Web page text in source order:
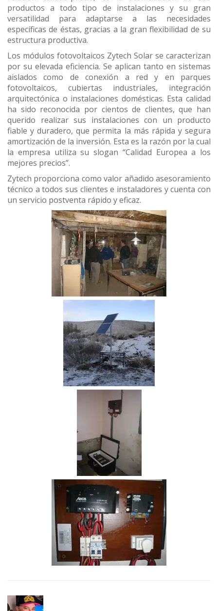
productos a todo tipo de instalaciones y su gran
versatilidad para adaptarse a las necesidades
específicas de éstas, gracias a la gran flexibilidad de su
estructura productiva.
Los módulos fotovoltaicos Zytech Solar se caracterizan
por su elevada eficiencia. Se aplican tanto en sistemas
aislados como de conexión a red y en parques
fotovoltaicos, cubiertas industriales, integración
arquitectónica o instalaciones domésticas. Esta calidad
ha sido reconocida por cientos de clientes, que han
querido realizar sus instalaciones con un producto
fiable y duradero, que permita la más rápida y segura
amortización de la inversión. Esta es la razón por la cual
la empresa utiliza su slogan “Calidad Europea a los
mejores precios”.
Zytech proporciona como valor añadido asesoramiento
técnico a todos sus clientes e instaladores y cuenta con
un servicio postventa rápido y eficaz.